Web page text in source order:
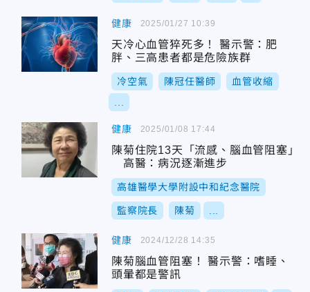
健康
天冷心血管猝死多！ 醫示警：肥
胖、三高患者都是危險族群
冷空氣 陳冠任醫師 血管收縮
2025/01/27 10:39
健康
陳菊住院13天「流感、腦血管阻塞」
高醫：病況逐漸進步
高雄醫學大學附設中和紀念醫院
監察院長 陳菊
2025/01/08 17:44
健康
陳菊腦血管阻塞！ 醫示警：嗜睡、
頭暈都是警訊
2024/12/28 14:35